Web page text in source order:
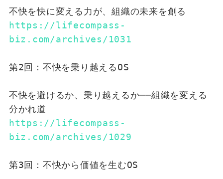
不快を快に変える力が、組織の未来を創る
https://lifecompass-
biz.com/archives/1031
第2回：不快を乗り越えるOS
不快を避けるか、乗り越えるか──組織を変える
分かれ道
https://lifecompass-
biz.com/archives/1029
第3回：不快から価値を生むOS